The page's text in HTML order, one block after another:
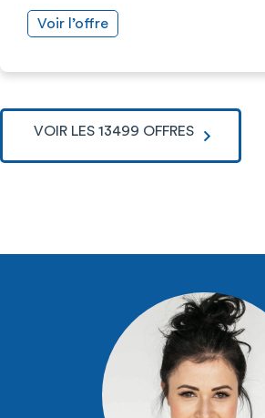
Voir l’offre
VOIR LES 13499 OFFRES